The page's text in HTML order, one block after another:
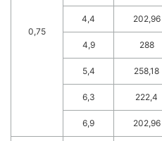
0,75
4,4 202,96
4,9 288
5,4 258,18
6,3 222,4
6,9 202,96